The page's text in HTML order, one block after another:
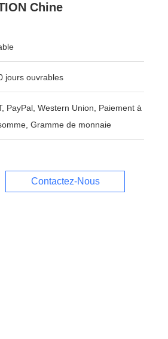
Chine
jours ouvrables
PayPal, Western Union, Paiement à
Gramme de monnaie
Contactez-Nous